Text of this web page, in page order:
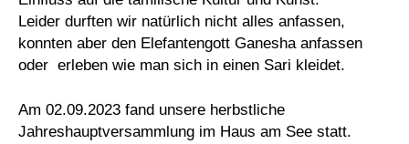
Leider durften wir natürlich nicht alles anfassen,
konnten aber den Elefantengott Ganesha anfassen
oder erleben wie man sich in einen Sari kleidet.
Am 02.09.2023 fand unsere herbstliche
Jahreshauptversammlung im Haus am See statt.